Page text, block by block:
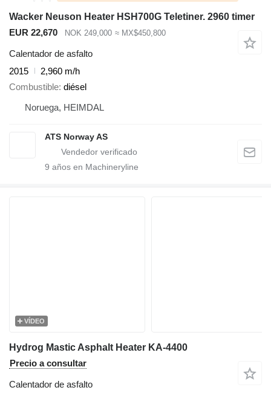
Wacker Neuson Heater HSH700G Teletiner. 2960 timer
EUR 22,670
NOK 249,000 ≈ MX$450,800
Calentador de asfalto
2015
2,960 m/h
Combustible diésel
Noruega, HEIMDAL
ATS Norway AS
9 años en Machineryline
VÍDEO
Hydrog Mastic Asphalt Heater KA-4400
Precio a consultar
Calentador de asfalto